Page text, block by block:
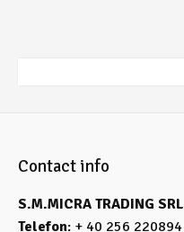
Contact info
S.M.MICRA TRADING SRL
Telefon: + 40 256 220894